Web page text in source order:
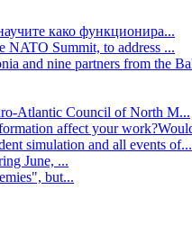
како функционира...
NATO Summit, to address ...
and nine partners from the
Atlantic Council of North M...
affect your
simulation and all events of...
June, ...
but...